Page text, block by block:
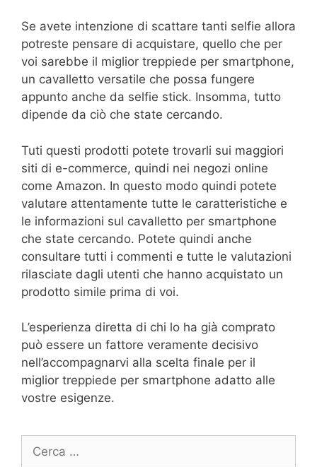
Se avete intenzione di scattare tanti selfie allora
potreste pensare di acquistare, quello che per
voi sarebbe il miglior treppiede per smartphone,
un cavalletto versatile che possa fungere
appunto anche da selfie stick. Insomma, tutto
dipende da ciò che state cercando.
Tuti questi prodotti potete trovarli sui maggiori
siti di e-commerce, quindi nei negozi online
come Amazon. In questo modo quindi potete
valutare attentamente tutte le caratteristiche e
le informazioni sul cavalletto per smartphone
che state cercando. Potete quindi anche
consultare tutti i commenti e tutte le valutazioni
rilasciate dagli utenti che hanno acquistato un
prodotto simile prima di voi.
L’esperienza diretta di chi lo ha già comprato
può essere un fattore veramente decisivo
nell’accompagnarvi alla scelta finale per il
miglior treppiede per smartphone adatto alle
vostre esigenze.
Ricerca